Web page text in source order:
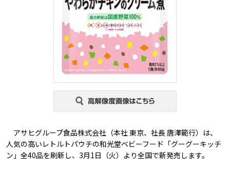
アサヒグループ食品株式会社（本社 東京、社長 唐澤範行）は、
人気の高いレトルトパウチの和光堂ベビーフード「グーグーキッチ
ン」全40品を刷新し、3月1日（火）より全国で新発売します。